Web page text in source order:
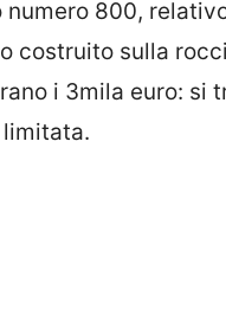
numero 800,
costruito sulla
i 3mila euro: si
limitata.